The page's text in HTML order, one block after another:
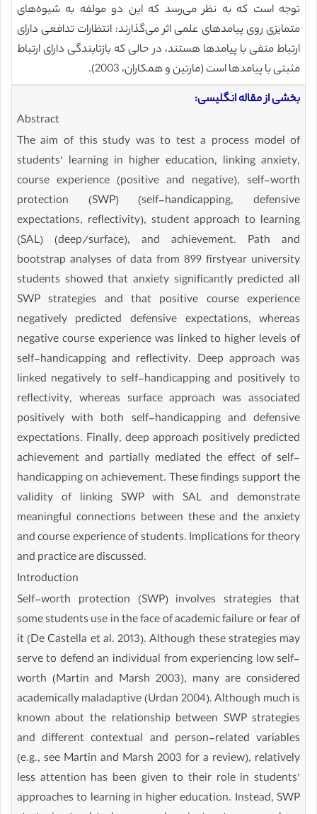
توجه است که به نظر می‌رسد که این دو مولفه به شیوه‌های
متمایزی روی پیامدهای علمی اثر می‌گذارند: انتظارات تدافعی دارای
ارتباط منفی با پیامدها هستند، در حالی که بازتابندگی دارای ارتباط
مثبتی با پیامدها است (مارتین و همکاران، 2003).
بخشی از مقاله انگلیسی:
Abstract
The aim of this study was to test a process model of
students’ learning in higher education, linking anxiety,
course experience (positive and negative), self-worth
protection (SWP) (self-handicapping, defensive
expectations, reflectivity), student approach to learning
(SAL) (deep/surface), and achievement. Path and
bootstrap analyses of data from 899 firstyear university
students showed that anxiety significantly predicted all
SWP strategies and that positive course experience
negatively predicted defensive expectations, whereas
negative course experience was linked to higher levels of
self-handicapping and reflectivity. Deep approach was
linked negatively to self-handicapping and positively to
reflectivity, whereas surface approach was associated
positively with both self-handicapping and defensive
expectations. Finally, deep approach positively predicted
achievement and partially mediated the effect of self-
handicapping on achievement. These findings support the
validity of linking SWP with SAL and demonstrate
meaningful connections between these and the anxiety
and course experience of students. Implications for theory
and practice are discussed.
Introduction
Self-worth protection (SWP) involves strategies that
some students use in the face of academic failure or fear of
it (De Castella et al. 2013). Although these strategies may
serve to defend an individual from experiencing low self-
worth (Martin and Marsh 2003), many are considered
academically maladaptive (Urdan 2004). Although much is
known about the relationship between SWP strategies
and different contextual and person-related variables
(e.g., see Martin and Marsh 2003 for a review), relatively
less attention has been given to their role in students’
approaches to learning in higher education. Instead, SWP